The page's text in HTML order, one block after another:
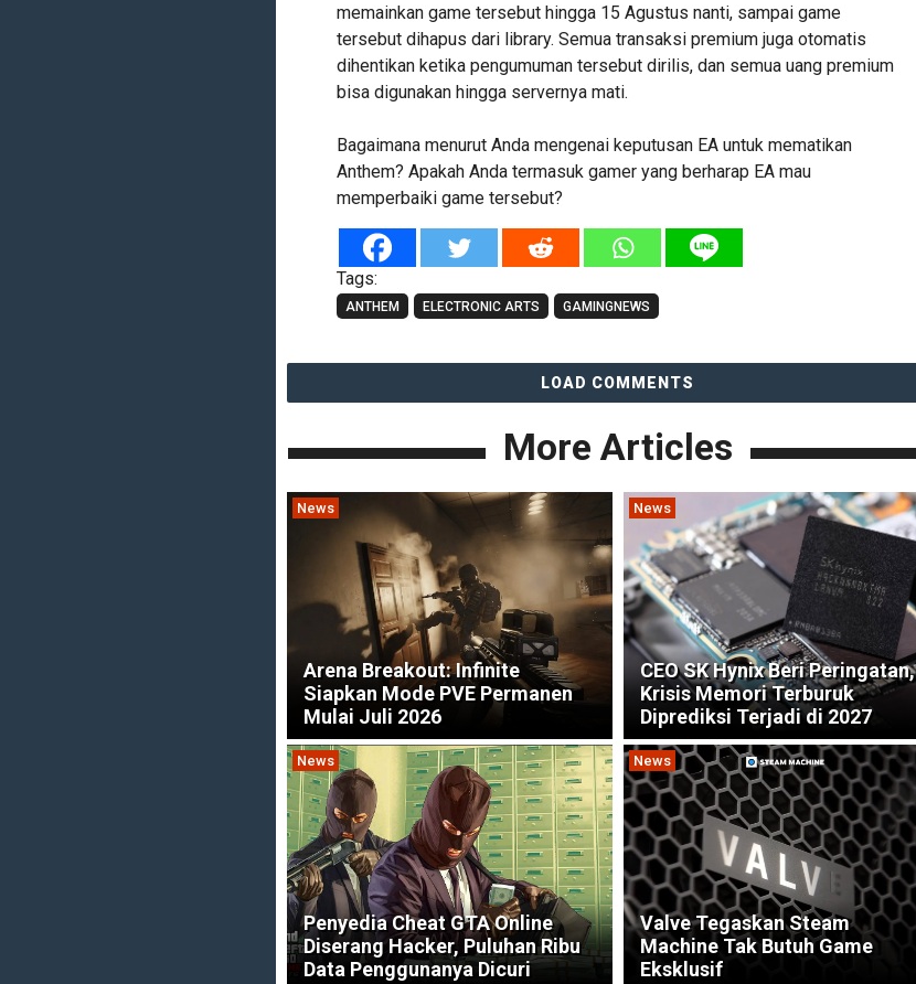
memainkan game tersebut hingga 15 Agustus nanti, sampai game
tersebut dihapus dari library. Semua transaksi premium juga otomatis
dihentikan ketika pengumuman tersebut dirilis, dan semua uang premium
bisa digunakan hingga servernya mati.
Bagaimana menurut Anda mengenai keputusan EA untuk mematikan
Anthem? Apakah Anda termasuk gamer yang berharap EA mau
memperbaiki game tersebut?
Tags:
ANTHEM ELECTRONIC ARTS GAMINGNEWS
LOAD COMMENTS
More Articles
News
Arena Breakout: Infinite
Siapkan Mode PVE Permanen
Mulai Juli 2026
News
CEO SK Hynix Beri Peringatan,
Krisis Memori Terburuk
Diprediksi Terjadi di 2027
News
Penyedia Cheat GTA Online
Diserang Hacker, Puluhan Ribu
Data Penggunanya Dicuri
News
Valve Tegaskan Steam
Machine Tak Butuh Game
Eksklusif